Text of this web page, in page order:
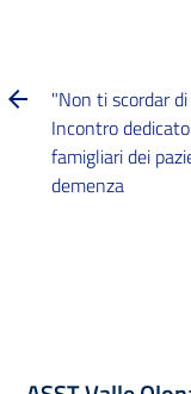
"Non ti scordar
Incontro
famigliari dei
demenza